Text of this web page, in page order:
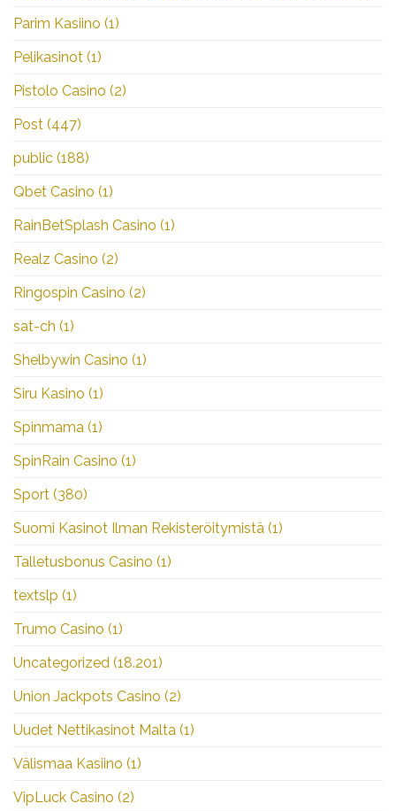
Parim Kasiino (1)
Pelikasinot (1)
Pistolo Casino (2)
Post (447)
public (188)
Qbet Casino (1)
RainBetSplash Casino (1)
Realz Casino (2)
Ringospin Casino (2)
sat-ch (1)
Shelbywin Casino (1)
Siru Kasino (1)
Spinmama (1)
SpinRain Casino (1)
Sport (380)
Suomi Kasinot Ilman Rekisteröitymistä (1)
Talletusbonus Casino (1)
textslp (1)
Trumo Casino (1)
Uncategorized (18.201)
Union Jackpots Casino (2)
Uudet Nettikasinot Malta (1)
Välismaa Kasiino (1)
VipLuck Casino (2)